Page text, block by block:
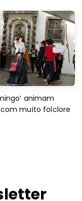
animam
muito folclore